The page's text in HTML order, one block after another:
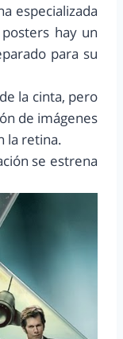
especializada
hay un
para su
la cinta, pero
de imágenes
la retina.
se estrena